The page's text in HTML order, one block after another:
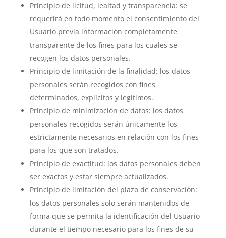
Principio de licitud, lealtad y transparencia: se
requerirá en todo momento el consentimiento del
Usuario previa información completamente
transparente de los fines para los cuales se
recogen los datos personales.
Principio de limitación de la finalidad: los datos
personales serán recogidos con fines
determinados, explícitos y legítimos.
Principio de minimización de datos: los datos
personales recogidos serán únicamente los
estrictamente necesarios en relación con los fines
para los que son tratados.
Principio de exactitud: los datos personales deben
ser exactos y estar siempre actualizados.
Principio de limitación del plazo de conservación:
los datos personales solo serán mantenidos de
forma que se permita la identificación del Usuario
durante el tiempo necesario para los fines de su